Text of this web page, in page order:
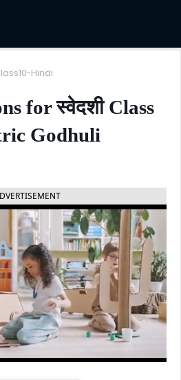
Hindi
for स्वेदशी Class
Godhuli